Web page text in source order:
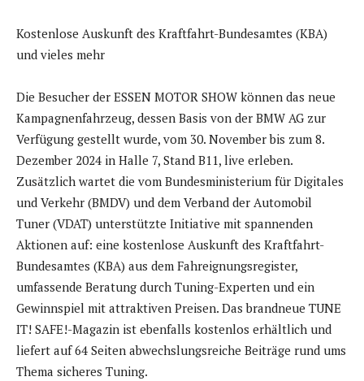
Kostenlose Auskunft des Kraftfahrt-Bundesamtes (KBA)
und vieles mehr
Die Besucher der ESSEN MOTOR SHOW können das neue
Kampagnenfahrzeug, dessen Basis von der BMW AG zur
Verfügung gestellt wurde, vom 30. November bis zum 8.
Dezember 2024 in Halle 7, Stand B11, live erleben.
Zusätzlich wartet die vom Bundesministerium für Digitales
und Verkehr (BMDV) und dem Verband der Automobil
Tuner (VDAT) unterstützte Initiative mit spannenden
Aktionen auf: eine kostenlose Auskunft des Kraftfahrt-
Bundesamtes (KBA) aus dem Fahreignungsregister,
umfassende Beratung durch Tuning-Experten und ein
Gewinnspiel mit attraktiven Preisen. Das brandneue TUNE
IT! SAFE!-Magazin ist ebenfalls kostenlos erhältlich und
liefert auf 64 Seiten abwechslungsreiche Beiträge rund ums
Thema sicheres Tuning.